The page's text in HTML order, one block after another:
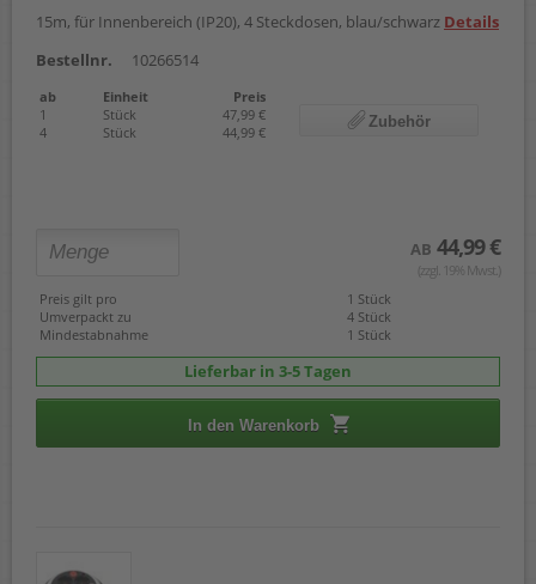
15m, für Innenbereich (IP20), 4 Steckdosen, blau/schwarz Details
Bestellnr.
10266514
ab Einheit
Preis
1
Stück
47,99 €
4
Stück 44,99 €
Zubehör
AB 44,99 €
(zzgl. 19% Mwst.)
Preis gilt pro
1 Stück
Umverpackt zu
4 Stück
Mindestabnahme
1 Stück
Lieferbar in 3-5 Tagen
In den Warenkorb